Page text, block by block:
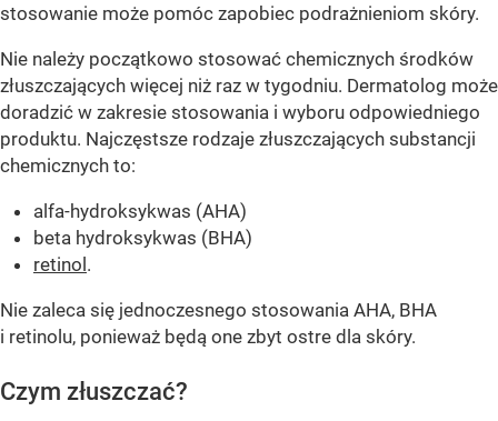
stosowanie może pomóc zapobiec podrażnieniom skóry.
Nie należy początkowo stosować chemicznych środków
złuszczających więcej niż raz w tygodniu. Dermatolog może
doradzić w zakresie stosowania i wyboru odpowiedniego
produktu. Najczęstsze rodzaje złuszczających substancji
chemicznych to:
alfa-hydroksykwas (AHA)
beta hydroksykwas (BHA)
retinol .
Nie zaleca się jednoczesnego stosowania AHA, BHA
i retinolu, ponieważ będą one zbyt ostre dla skóry.
Czym złuszczać?